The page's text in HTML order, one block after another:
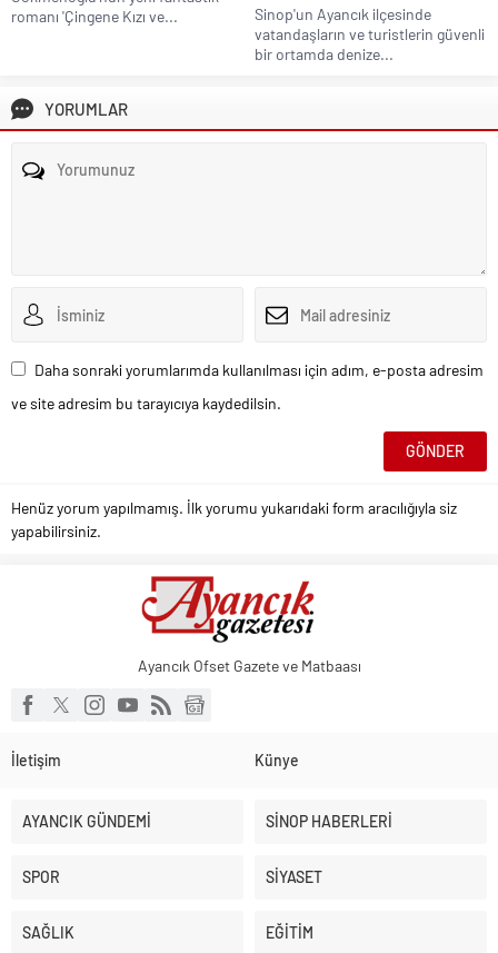
romanı 'Çingene Kızı ve...
Sinop'un Ayancık ilçesinde
vatandaşların ve turistlerin güvenli
bir ortamda denize...
YORUMLAR
Daha sonraki yorumlarımda kullanılması için adım, e-posta adresim
ve site adresim bu tarayıcıya kaydedilsin.
Henüz yorum yapılmamış. İlk yorumu yukarıdaki form aracılığıyla siz
yapabilirsiniz.
Ayancık Ofset Gazete ve Matbaası
İletişim Künye
AYANCIK GÜNDEMİ SİNOP HABERLERİ
SPOR SİYASET
SAĞLIK EĞİTİM